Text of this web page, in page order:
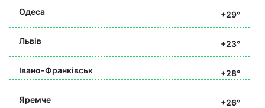
Одеса +29°
Львів +23°
Івано-Франківськ +28°
Яремче +26°